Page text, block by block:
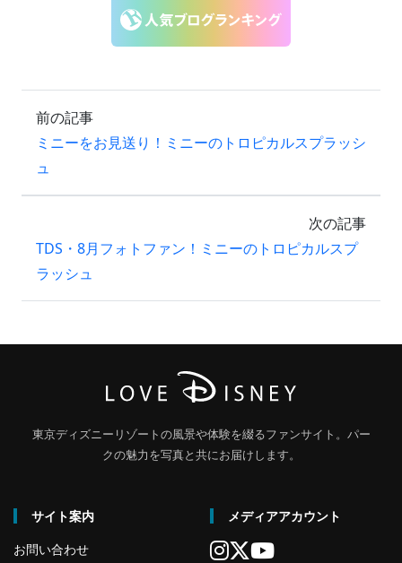
前の記事
ミニーをお見送り！ミニーのトロピカルスプラッシ
ュ
次の記事
TDS・8月フォトファン！ミニーのトロピカルスプ
ラッシュ
東京ディズニーリゾートの風景や体験を綴るファンサイト。パー
クの魅力を写真と共にお届けします。
サイト案内
お問い合わせ
メディアアカウント